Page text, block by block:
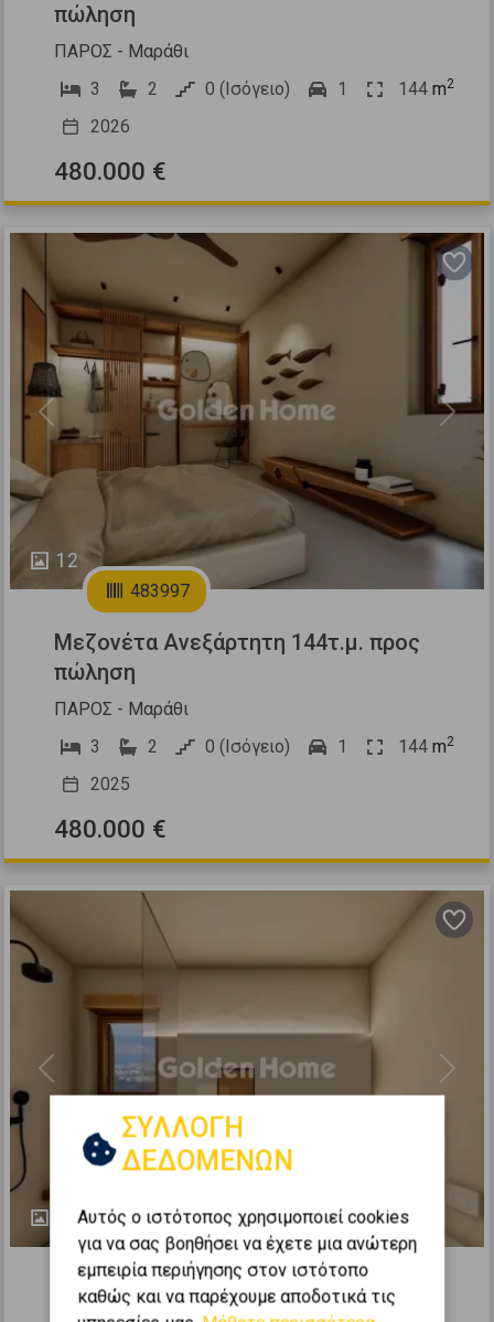
πώληση
ΠΑΡΟΣ - Μαράθι
3
2 0 (Ισόγειο) 1 144 m2
2026
480.000 €
12
Previous Next
483997
Μεζονέτα Ανεξάρτητη 144τ.μ. προς
πώληση
ΠΑΡΟΣ - Μαράθι
3
2 0 (Ισόγειο) 1 144 m2
2025
480.000 €
12
Previous Next
483996
Μεζονέτα Ανεξάρτητη 144τ.μ. προς
ΣΥΛΛΟΓΗ
ΔΕΔΟΜΕΝΩΝ
Αυτός ο ιστότοπος χρησιμοποιεί cookies
για να σας βοηθήσει να έχετε μια ανώτερη
εμπειρία περιήγησης στον ιστότοπο
καθώς και να παρέχουμε αποδοτικά τις